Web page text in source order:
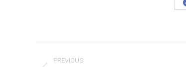
Commento
PREVIOUS